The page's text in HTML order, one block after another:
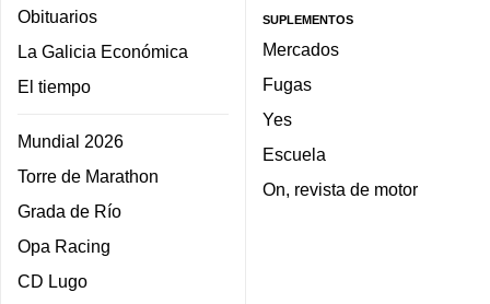
Obituarios
La Galicia Económica
El tiempo
Mundial 2026
Torre de Marathon
Grada de Río
Opa Racing
CD Lugo
SUPLEMENTOS
Mercados
Fugas
Yes
Escuela
On, revista de motor